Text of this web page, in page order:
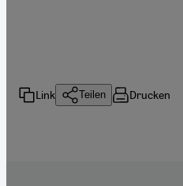
Link Teilen Drucken